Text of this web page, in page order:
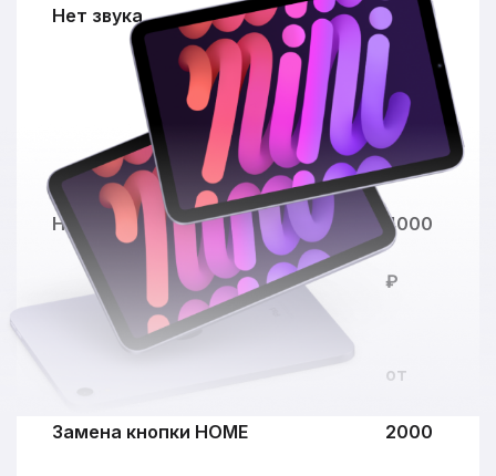
Нет звука 2000
₽
Нет сети
от
4000
₽
Замена кнопки HOME
от
2000